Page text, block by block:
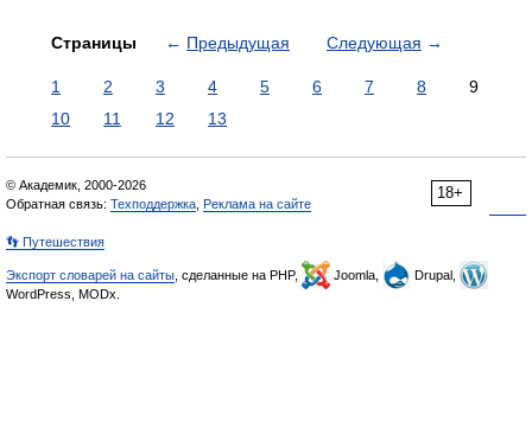
Страницы ← Предыдущая Следующая →
1 2 3 4 5 6 7 8
9
10
11 12 13
18+
© Академик, 2000-2026
Обратная связь: Техподдержка Реклама на сайте
👣 Путешествия
Экспорт словарей на сайты , сделанные на PHP, Joomla,
Drupal,
WordPress, MODx.